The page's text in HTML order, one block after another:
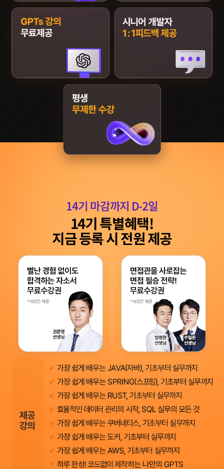
14기 마감까지 D-2일
14기 특별혜택!
지금 등록 시 전원 제공